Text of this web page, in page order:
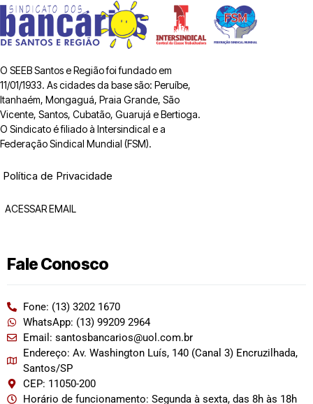
O SEEB Santos e Região foi fundado em
11/01/1933. As cidades da base são: Peruíbe,
Itanhaém, Mongaguá, Praia Grande, São
Vicente, Santos, Cubatão, Guarujá e Bertioga.
O Sindicato é filiado à Intersindical e a
Federação Sindical Mundial (FSM).
Política de Privacidade
ACESSAR EMAIL
Fale Conosco
Fone: (13) 3202 1670
WhatsApp: (13) 99209 2964
Email: santosbancarios@uol.com.br
Endereço: Av. Washington Luís, 140 (Canal 3) Encruzilhada,
Santos/SP
CEP: 11050-200
Horário de funcionamento: Segunda à sexta, das 8h às 18h